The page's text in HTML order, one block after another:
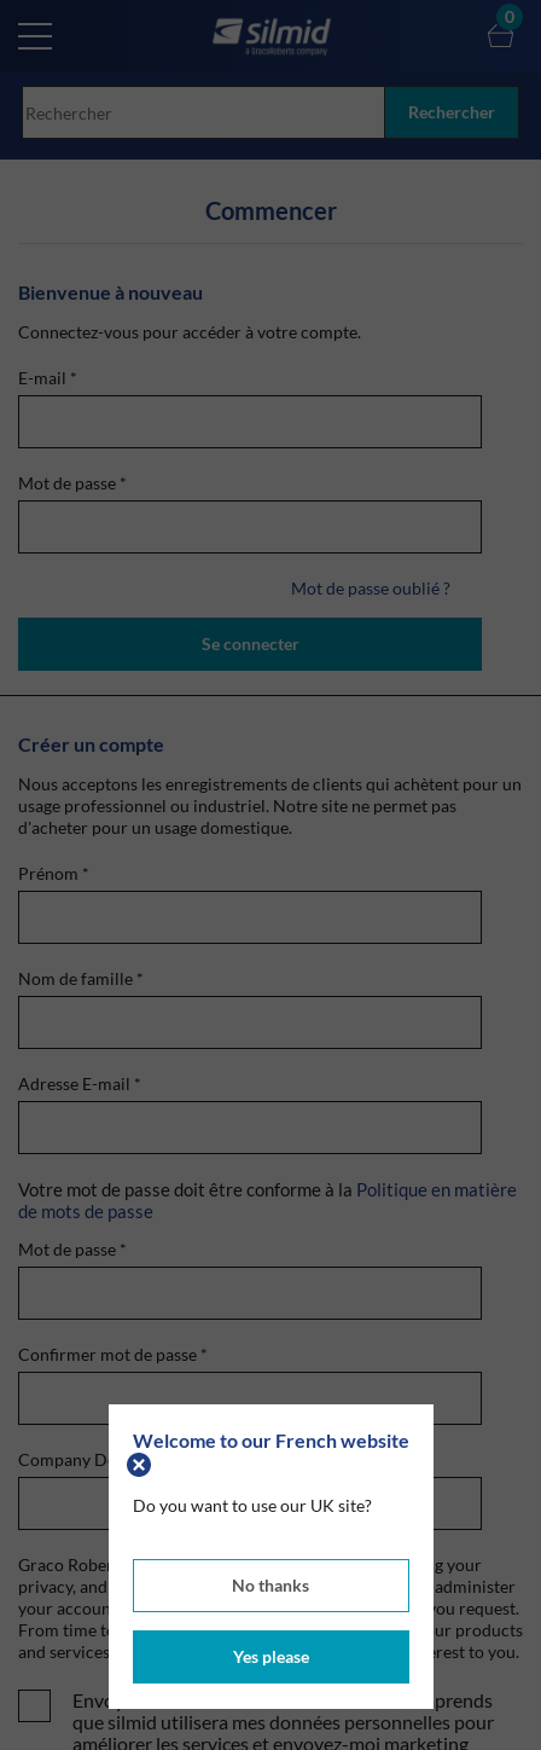
Welcome to our French website
Do you want to use our UK site?
No thanks
Yes please
main
Rechercher
0
Commencer
Bienvenue à nouveau
Connectez-vous pour accéder à votre compte.
E-mail *
Mot de passe *
Mot de passe oublié ?
Se connecter
Créer un compte
Nous acceptons les enregistrements de clients qui achètent pour un
usage professionnel ou industriel. Notre site ne permet pas
d'acheter pour un usage domestique.
Prénom *
Nom de famille *
Adresse E-mail *
Votre mot de passe doit être conforme à la Politique en matière
de mots de passe
Mot de passe *
Confirmer mot de passe *
Company Domain
Graco Roberts is committed to protecting and respecting your
privacy, and we'll only use your personal information to administer
your account and to provide the products and services you request.
From time to time, we would like to contact you about our products
and services, as well as other content that may be of interest to you.
Envoyez-moi vos offres et actualités. Je comprends
que silmid utilisera mes données personnelles pour
améliorer les services et envoyez-moi marketing